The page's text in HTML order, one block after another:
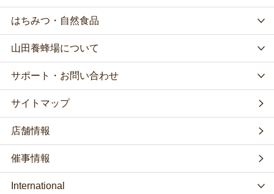
はちみつ・自然食品
山田養蜂場について
サポート・お問い合わせ
サイトマップ
店舗情報
催事情報
International